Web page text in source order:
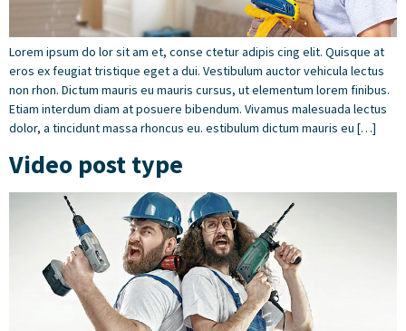
Lorem ipsum do lor sit am et, conse ctetur adipis cing elit. Quisque at
eros ex feugiat tristique eget a dui. Vestibulum auctor vehicula lectus
non rhon. Dictum mauris eu mauris cursus, ut elementum lorem finibus.
Etiam interdum diam at posuere bibendum. Vivamus malesuada lectus
dolor, a tincidunt massa rhoncus eu. estibulum dictum mauris eu […]
Video post type